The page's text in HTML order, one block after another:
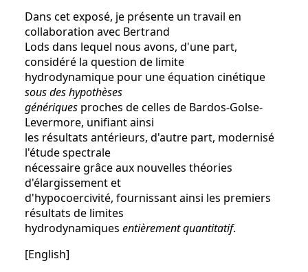
Dans cet exposé, je présente un travail en
collaboration avec Bertrand
Lods dans lequel nous avons, d'une part,
considéré la question de limite
hydrodynamique pour une équation cinétique
sous des hypothèses
génériques proches de celles de Bardos-Golse-
Levermore, unifiant ainsi
les résultats antérieurs, d'autre part, modernisé
l'étude spectrale
nécessaire grâce aux nouvelles théories
d'élargissement et
d'hypocoercivité, fournissant ainsi les premiers
résultats de limites
hydrodynamiques entièrement quantitatif.
[English]